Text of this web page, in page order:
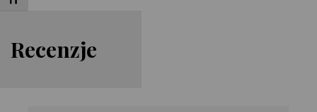
Recenzje